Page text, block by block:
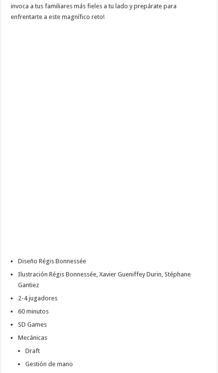
invoca a tus familiares más fieles a tu lado y prepárate para
enfrentarte a este magnífico reto!
Diseño Régis Bonnessée
Ilustración Régis Bonnessée, Xavier Gueniffey Durin, Stéphane
Gantiez
2-4 jugadores
60 minutos
SD Games
Mecánicas
Draft
Gestión de mano